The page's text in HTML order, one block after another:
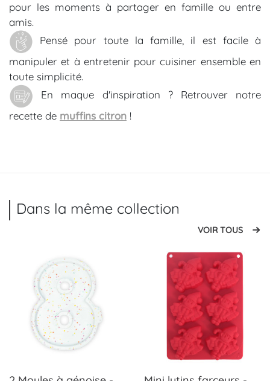
pour les moments à partager en famille ou entre
amis.
Pensé pour toute la famille, il est facile à
manipuler et à entretenir pour cuisiner ensemble en
toute simplicité.
En maque d'inspiration ? Retrouver notre
recette de muffins citron !
Dans la même collection
VOIR TOUS